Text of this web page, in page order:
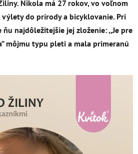
Nikola má 27 rokov, vo voľnom
do prírody a bicyklovanie. Pri
najdôležitejšie jej zloženie: ,,Je pre
môjmu typu pleti a mala primeranú